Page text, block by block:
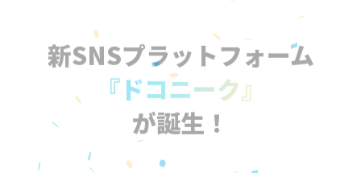
新SNSプラットフォーム
『ドコニーク』
が誕生！